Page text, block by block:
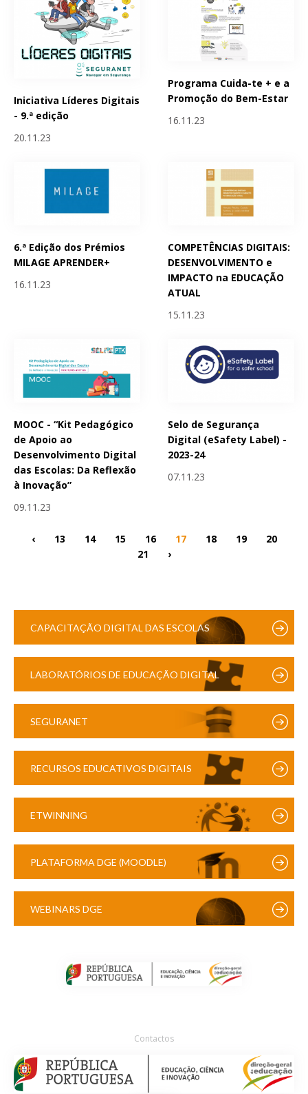
Iniciativa Líderes Digitais
- 9.ª edição
20.11.23
Programa Cuida-te + e a
Promoção do Bem-Estar
16.11.23
6.ª Edição dos Prémios
MILAGE APRENDER+
16.11.23
COMPETÊNCIAS DIGITAIS:
DESENVOLVIMENTO e
IMPACTO na EDUCAÇÃO
ATUAL
15.11.23
MOOC - “Kit Pedagógico
de Apoio ao
Desenvolvimento Digital
das Escolas: Da Reflexão
à Inovação”
09.11.23
Selo de Segurança
Digital (eSafety Label) -
2023-24
07.11.23
‹ 13 14 15 16 17 18 19
20
21
›
CAPACITAÇÃO DIGITAL DAS ESCOLAS
LABORATÓRIOS DE EDUCAÇÃO DIGITAL
SEGURANET
RECURSOS EDUCATIVOS DIGITAIS
ETWINNING
PLATAFORMA DGE (MOODLE)
WEBINARS DGE
Contactos